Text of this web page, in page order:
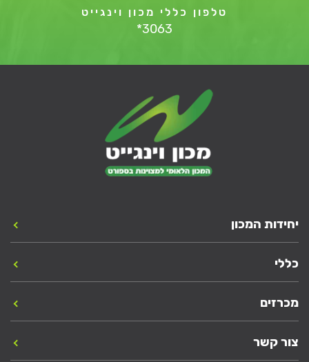
טלפון כללי מכון וינגייט
*3063
יחידות המכון
כללי
מכרזים
צור קשר